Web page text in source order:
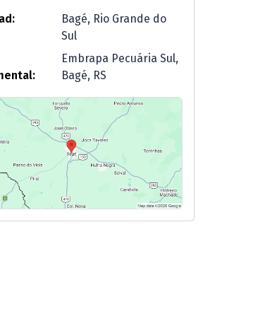
Bagé, Rio Grande do
Sul
Embrapa Pecuária Sul,
Bagé, RS